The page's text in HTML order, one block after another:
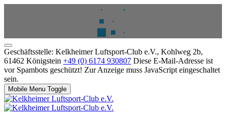
Geschäftsstelle: Kelkheimer Luftsport-Club e.V., Kohlweg 2b,
61462 Königstein +49 (0) 6174 930807 Diese E-Mail-Adresse ist
vor Spambots geschützt! Zur Anzeige muss JavaScript eingeschaltet
sein.
Mobile Menu Toggle